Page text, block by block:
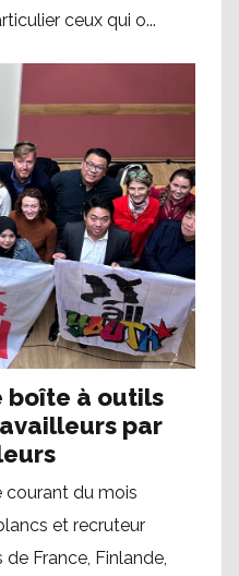
ceux qui o...
boîte à outils
par
courant du mois
et recruteur
France, Finlande,